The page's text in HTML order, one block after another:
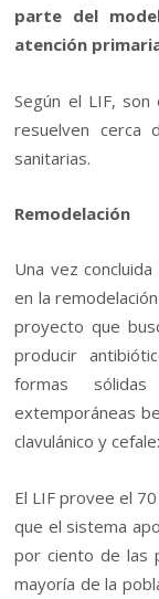
parte del
atención
Según el LIF,
resuelven cerca
sanitarias.
Remodelación
Una vez
en la
proyecto que
producir
formas
extemporáneas
clavulánico y
El LIF provee el
que el sistema
por ciento de las
mayoría de la